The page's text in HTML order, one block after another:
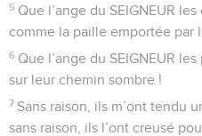
5 Que l’ange du SEIGNEUR
comme la paille emportée par
6 Que l’ange du SEIGNEUR
sur leur chemin sombre !
7 Sans raison, ils m’ont tendu
sans raison, ils l’ont creusé